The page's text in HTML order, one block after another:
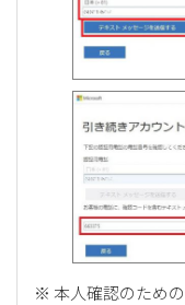
※ 本人確認のため